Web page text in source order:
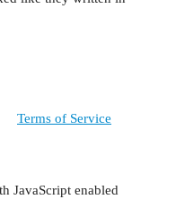
Terms of Service
JavaScript enabled